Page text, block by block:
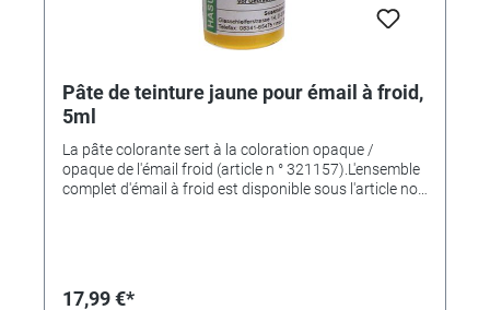
Pâte de teinture jaune pour émail à froid,
5ml
La pâte colorante sert à la coloration opaque /
opaque de l'émail froid (article n ° 321157).L'ensemble
complet d'émail à froid est disponible sous l'article no.
17,99 €*